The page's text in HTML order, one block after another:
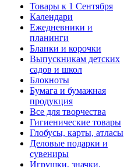
Товары к 1 Сентября
Календари
Ежедневники и
планинги
Бланки и корочки
Выпускникам детских
садов и школ
Блокноты
Бумага и бумажная
продукция
Все для творчества
Гигиенические товары
Глобусы, карты, атласы
Деловые подарки и
сувениры
Игрушки, значки,